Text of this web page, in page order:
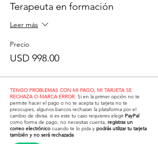
Terapeuta en formación
Leer más
Precio
USD 998.00
TENGO PROBLEMAS CON MI PAGO, MI TARJETA SE
RECHAZA O MARCA ERROR: Si en la primer opción no te
permite hacer el pago o no te acepta tu tarjeta no te
preocupes, algunos bancos rechazan la plataforma por el
cambio de divisa. si es este tu caso requieres elegir PayPal
como forma de pago, no necesitas cuenta, registras un
correo electrónico cuando te lo pida y podrás utilizar tu tarjeta
también y no será rechazada